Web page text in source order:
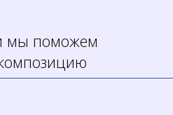
мы поможем